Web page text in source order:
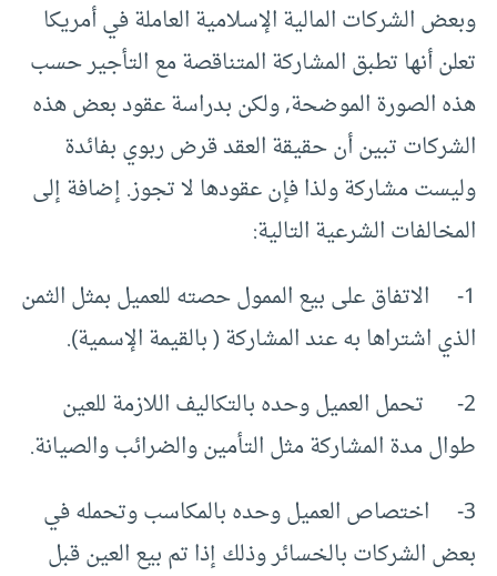
وبعض الشركات المالية الإسلامية العاملة في أمريكا
تعلن أنها تطبق المشاركة المتناقصة مع التأجير حسب
هذه الصورة الموضحة, ولكن بدراسة عقود بعض هذه
الشركات تبين أن حقيقة العقد قرض ربوي بفائدة
وليست مشاركة ولذا فإن عقودها لا تجوز. إضافة إلى
المخالفات الشرعية التالية:
1- الاتفاق على بيع الممول حصته للعميل بمثل الثمن
الذي اشتراها به عند المشاركة ( بالقيمة الإسمية).
2- تحمل العميل وحده بالتكاليف اللازمة للعين
طوال مدة المشاركة مثل التأمين والضرائب والصيانة.
3- اختصاص العميل وحده بالمكاسب وتحمله في
بعض الشركات بالخسائر وذلك إذا تم بيع العين قبل